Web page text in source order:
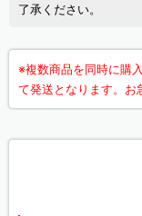
了承ください。
※複数商品を同時に購
て発送となります。お